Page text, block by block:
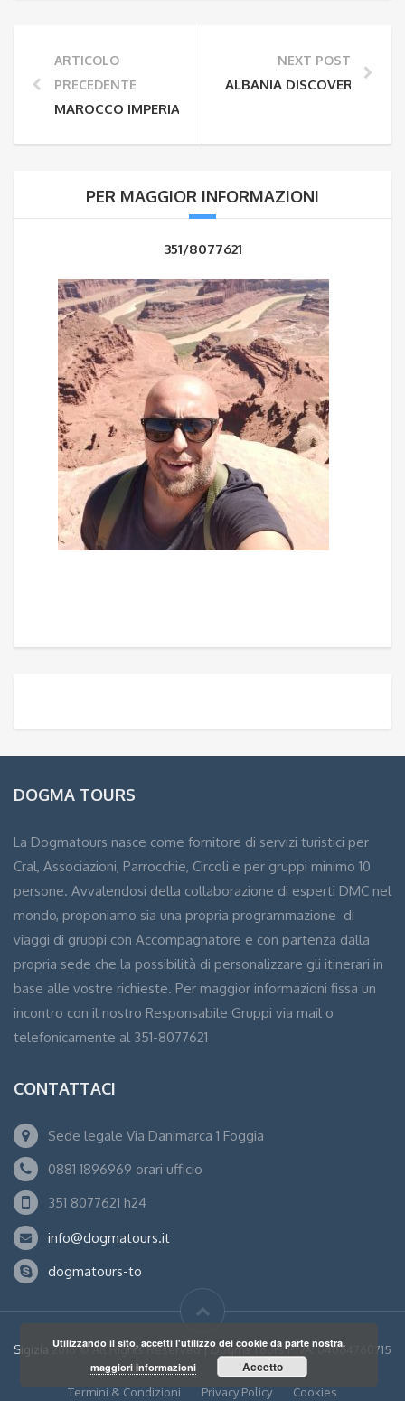
ARTICOLO
PRECEDENTE
MAROCCO IMPERIALE E DESERTO
NEXT POST
ALBANIA DISCOVERY
PER MAGGIOR INFORMAZIONI
351/8077621
DOGMA TOURS
La Dogmatours nasce come fornitore di servizi turistici per
Cral, Associazioni, Parrocchie, Circoli e per gruppi minimo 10
persone. Avvalendosi della collaborazione di esperti DMC nel
mondo, proponiamo sia una propria programmazione di
viaggi di gruppi con Accompagnatore e con partenza dalla
propria sede che la possibilità di personalizzare gli itinerari in
base alle vostre richieste. Per maggior informazioni fissa un
incontro con il nostro Responsabile Gruppi via mail o
telefonicamente al 351-8077621
CONTATTACI
Sede legale Via Danimarca 1 Foggia
0881 1896969 orari ufficio
351 8077621 h24
info@dogmatours.it
dogmatours-to
Sigizia 2016 © All Rights Reserved | Dogma Tours P.IVA: 04064760715
Termini & Condizioni Privacy Policy Cookies
Utilizzando il sito, accetti l'utilizzo dei cookie da parte nostra.
maggiori informazioni
Accetto